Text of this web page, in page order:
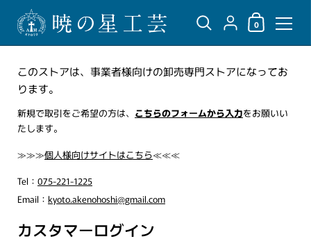
{"title"=>"アカウン
ショッピング
0
このストアは、事業者様向けの卸売専門ストアになってお
ります。
新規で取引をご希望の方は、 こちらのフォームから入力をお願いい
たします。
≫≫≫個人様向けサイトはこちら≪≪≪
Tel： 075-221-1225
Email： kyoto.akenohoshi@gmail.com
カスタマーログイン